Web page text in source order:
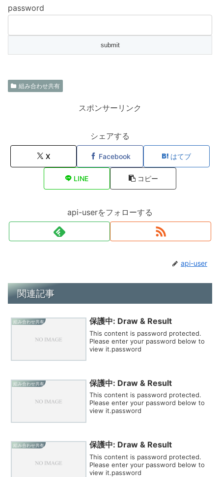
password
組み合わせ共有
スポンサーリンク
シェアする
X Facebook はてブ
LINE コピー
api-userをフォローする
api-user
関連記事
組み合わせ共有 保護中: Draw & Result
This content is password protected.
Please enter your password below to
view it.password
組み合わせ共有 保護中: Draw & Result
This content is password protected.
Please enter your password below to
view it.password
組み合わせ共有 保護中: Draw & Result
This content is password protected.
Please enter your password below to
view it.password